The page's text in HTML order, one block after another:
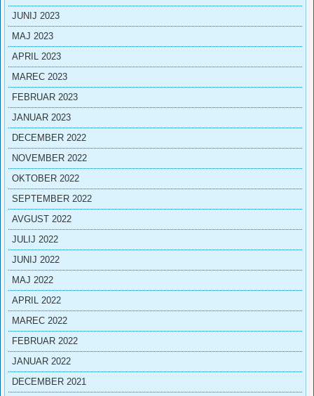
JUNIJ 2023
MAJ 2023
APRIL 2023
MAREC 2023
FEBRUAR 2023
JANUAR 2023
DECEMBER 2022
NOVEMBER 2022
OKTOBER 2022
SEPTEMBER 2022
AVGUST 2022
JULIJ 2022
JUNIJ 2022
MAJ 2022
APRIL 2022
MAREC 2022
FEBRUAR 2022
JANUAR 2022
DECEMBER 2021